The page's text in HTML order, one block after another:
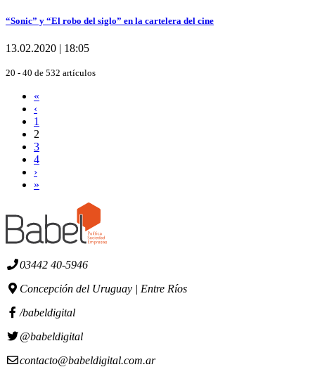
“Sonic” y “El robo del siglo” en la cartelera del cine
13.02.2020 | 18:05
20 - 40 de 532 artículos
«
‹
1
2
3
4
›
»
03442 40-5946
Concepción del Uruguay | Entre Ríos
/babeldigital
@babeldigital
contacto@babeldigital.com.ar